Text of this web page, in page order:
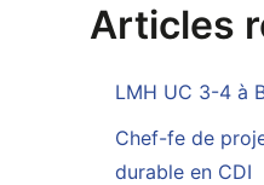
Articles
LMH UC 3-4 à
Chef-fe de
durable en CDI